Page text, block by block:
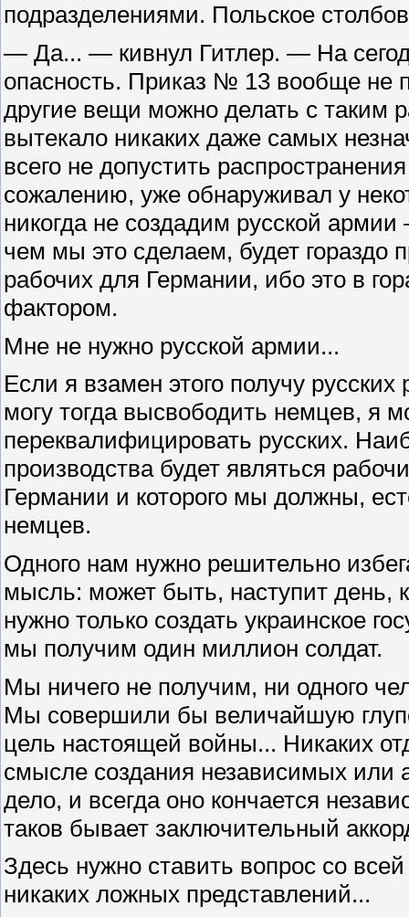
подразделениями. Польское
— Да... — кивнул Гитлер. — На
опасность. Приказ № 13 вообще не
другие вещи можно делать с таким
вытекало никаких даже самых
всего не допустить
сожалению, уже обнаруживал у
никогда не создадим русской
чем мы это сделаем, будет гораздо
рабочих для Германии, ибо это в
фактором.
Мне не нужно русской армии...
Если я взамен этого получу
могу тогда высвободить немцев, я
переквалифицировать русских.
производства будет являться
Германии и которого мы должны,
немцев.
Одного нам нужно решительно
мысль: может быть, наступит день,
нужно только создать украинское
мы получим один миллион солдат.
Мы ничего не получим, ни одного
Мы совершили бы величайшую
цель настоящей войны... Никаких
смысле создания независимых или
дело, и всегда оно кончается
таков бывает заключительный
Здесь нужно ставить вопрос со
никаких ложных представлений...